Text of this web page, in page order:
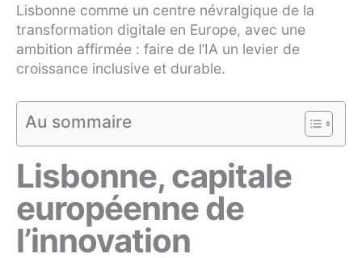
Lisbonne comme un centre névralgique de la
transformation digitale en Europe, avec une
ambition affirmée : faire de l’IA un levier de
croissance inclusive et durable.
Au sommaire
Lisbonne, capitale
européenne de
l’innovation